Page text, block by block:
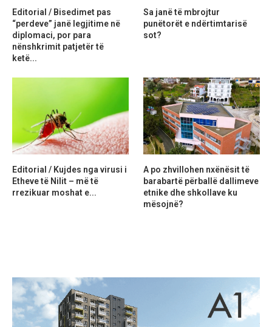
Editorial / Bisedimet pas
“perdeve” janë legjitime në
diplomaci, por para
nënshkrimit patjetër të
ketë...
Sa janë të mbrojtur
punëtorët e ndërtimtarisë
sot?
Editorial / Kujdes nga virusi i
Etheve të Nilit – më të
rrezikuar moshat e...
A po zhvillohen nxënësit të
barabartë përballë dallimeve
etnike dhe shkollave ku
mësojnë?